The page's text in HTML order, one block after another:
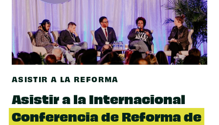
ASISTIR A LA REFORMA
Asistir a la Internacional
Conferencia de Reforma de